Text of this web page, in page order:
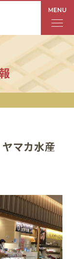
MENU
マカ水産